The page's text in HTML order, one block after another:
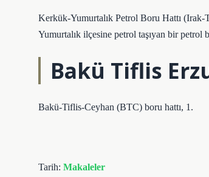
Kerkük-Yumurtalık Petrol Boru Hattı
Yumurtalık ilçesine petrol taşıyan bir petrol
Bakü Tiflis
Bakü-Tiflis-Ceyhan (BTC) boru hattı, 1.
Tarih: Makaleler